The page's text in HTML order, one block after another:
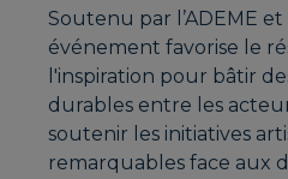
Soutenu par l’ADEME
événement favorise le
l'inspiration pour bâtir
durables entre les
soutenir les initiatives
remarquables face aux